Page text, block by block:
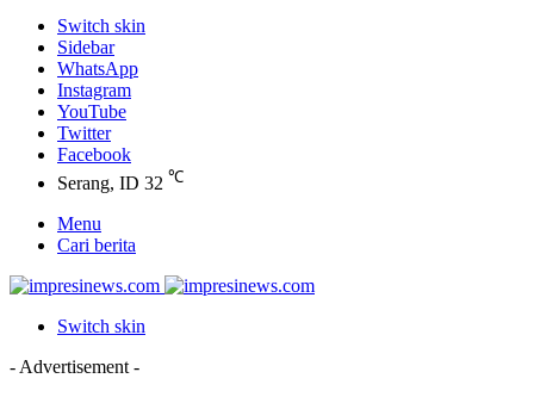
Switch skin
Sidebar
WhatsApp
Instagram
YouTube
Twitter
Facebook
Serang, ID 32 ℃
Menu
Cari berita
Switch skin
- Advertisement -